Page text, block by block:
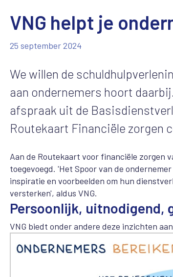
VNG helpt je
25 september 2024
We willen de
aan ondernemers hoort
afspraak uit de
Routekaart Financiële zorgen
Aan de Routekaart voor financiële zorgen
toegevoegd. 'Het Spoor van de
inspiratie en voorbeelden om hun
versterken', aldus VNG.
Persoonlijk, uitnodigend,
VNG biedt onder andere deze inzichten